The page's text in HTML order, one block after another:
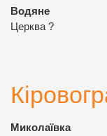
Водяне
Церква ?
Миколаївка